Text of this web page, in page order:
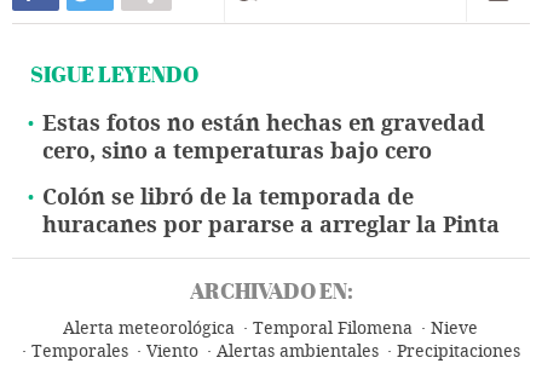
SIGUE LEYENDO
Estas fotos no están hechas en gravedad
cero, sino a temperaturas bajo cero
Colón se libró de la temporada de
huracanes por pararse a arreglar la Pinta
ARCHIVADO EN:
Alerta meteorológica Temporal Filomena
Nieve
Temporales
Viento Alertas ambientales
Precipitaciones